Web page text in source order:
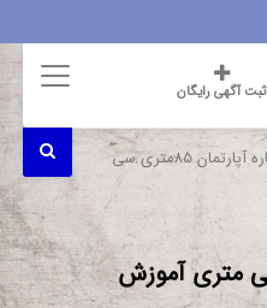
ثبت آگهی رایگان
/ اجاره آپارتمان 85متری سی